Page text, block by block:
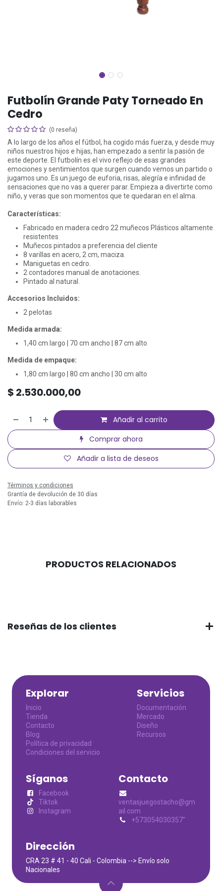
Futbolín Grande Paty Torneado En
Cedro
(0 reseña)
A lo largo de los años el fútbol, ha cogido más fuerza, y desde muy
niños nuestros hijos e hijas, han empezado a sentir la pasión de
este deporte. El futbolín es el vivo reflejo de esas grandes
emociones y sentimientos que surgen cuando vemos un partido o
jugamos uno. Es un juego de euforia, risas, alegría e infinidad de
sensaciones que no vas a querer parar. Empieza a divertirte como
niño, y veras que son momentos que te quedaran en el alma.
Características:
Fabricado en madera cedro 22 muñecos Plásticos altamente
resistentes
Muñecos pintados a preferencia del cliente
8 varillas en acero, 2 cm, maciza.
Maniguetas en cedro.
2 contadores manual de anotaciones.
Pintado al natural.
Accesorios Incluidos:
2 pelotas
Medida armada:
1,40 cm largo | 70 cm ancho | 87 cm alto
Medida de empaque:
1,80 cm largo | 80 cm ancho | 30 cm alto
$ 2.530.000,00
Añadir al carrito
Comprar ahora
Añadir a lista de deseos
Términos y condiciones
Grantía de devolución de 30 días
Envío: 2-3 días laborables
PRODUCTOS RELACIONADOS
Reseñas de los clientes
Explorar
Inicio
Tienda
Contacto
Blog
Política de privacidad
Condiciones del servicio
Servicios
Documentación
Mercado
Diseño
Recursos
Síganos
Facebook
Tiktok
Instagram
Contacto
ventasjuegostacho@gm
ail.com
+573054030357"
Dirección
CRA 23 # 41 - 40 Cali - Colombia --> Envío solo
Nacionales